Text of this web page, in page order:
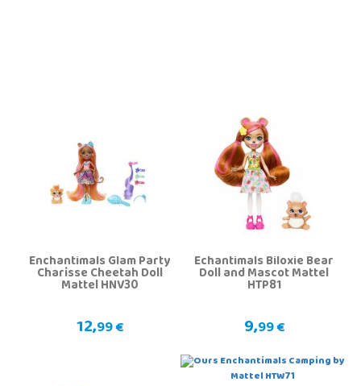
Enchantimals Glam Party
Charisse Cheetah Doll
Mattel HNV30
12,99 €
Echantimals Biloxie Bear
Doll and Mascot Mattel
HTP81
9,99 €